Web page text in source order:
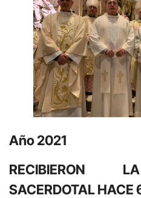
Año 2021
RECIBIERON
SACERDOTAL HACE